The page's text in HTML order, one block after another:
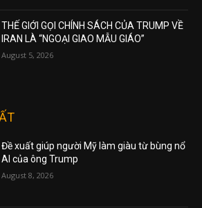
THẾ GIỚI GỌI CHÍNH SÁCH CỦA TRUMP VỀ
IRAN LÀ “NGOẠI GIAO MẪU GIÁO”
August 5, 2026
Đề xuất giúp người Mỹ làm giàu từ bùng nổ
AI của ông Trump
August 8, 2026